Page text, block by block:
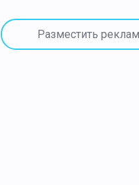
Разместить